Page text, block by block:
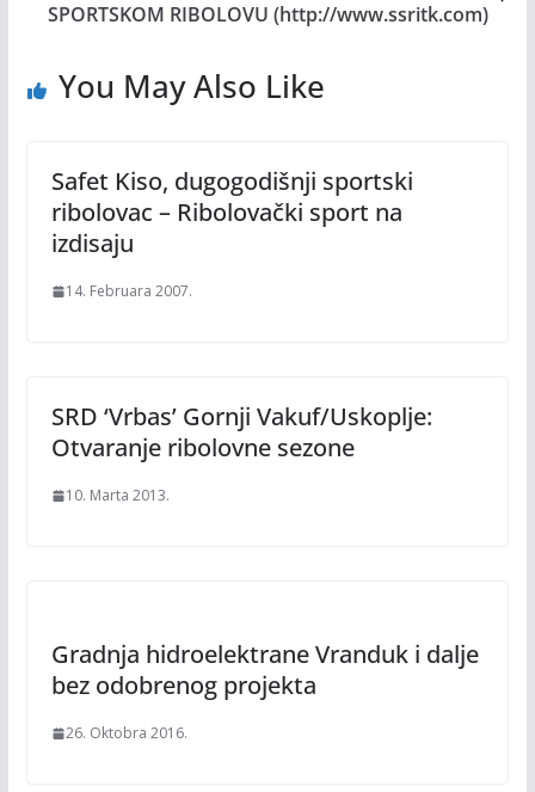
SPORTSKOM RIBOLOVU (http://www.ssritk.com)
You May Also Like
Safet Kiso, dugogodišnji sportski
ribolovac – Ribolovački sport na
izdisaju
14. Februara 2007.
SRD ‘Vrbas’ Gornji Vakuf/Uskoplje:
Otvaranje ribolovne sezone
10. Marta 2013.
Gradnja hidroelektrane Vranduk i dalje
bez odobrenog projekta
26. Oktobra 2016.